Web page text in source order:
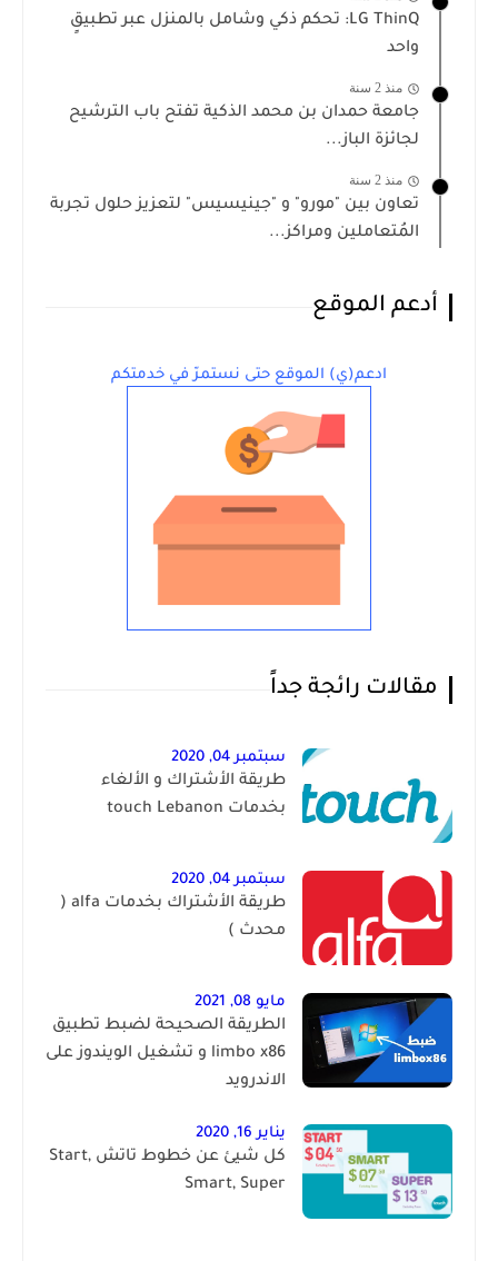
LG ThinQ: تحكم ذكي وشامل بالمنزل عبر تطبيقٍ
واحد
منذ 2 سنة
جامعة حمدان بن محمد الذكية تفتح باب الترشيح
لجائزة الباز...
منذ 2 سنة
تعاون بين "مورو" و "جينيسيس" لتعزيز حلول تجربة
المُتعاملين ومراكز...
أدعم الموقع
ادعم(ي) الموقع حتى نستمرّ في خدمتكم
مقالات رائجة جداً
سبتمبر 04, 2020
طريقة الأشتراك و الألغاء
بخدمات touch Lebanon
سبتمبر 04, 2020
طريقة الأشتراك بخدمات alfa (
محدث )
مايو 08, 2021
الطريقة الصحيحة لضبط تطبيق
limbo x86 و تشغيل الويندوز على
الاندرويد
يناير 16, 2020
كل شيئ عن خطوط تاتش Start,
Smart, Super